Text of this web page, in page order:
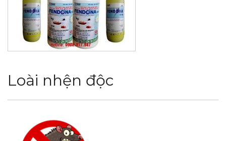
Loài nhện độc